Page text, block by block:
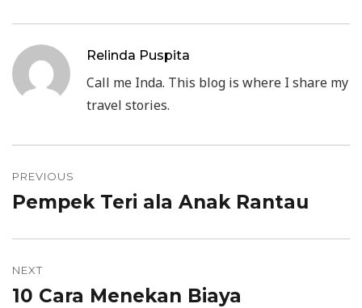
Relinda Puspita
Call me Inda. This blog is where I share my
travel stories.
Post
navigation
PREVIOUS
Previous
Pempek Teri ala Anak Rantau
NEXT
Next
10 Cara Menekan Biaya